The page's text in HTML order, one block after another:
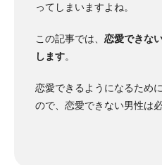
ってしまいますよね。
この記事では、 恋愛できな
します。
恋愛できるようになるため
ので、恋愛できない男性は必